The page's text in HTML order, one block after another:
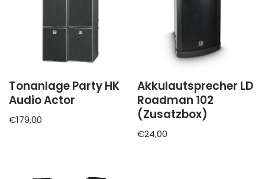
Tonanlage Party HK
Audio Actor
€179,00
Akkulautsprecher LD
Roadman 102
(Zusatzbox)
€24,00